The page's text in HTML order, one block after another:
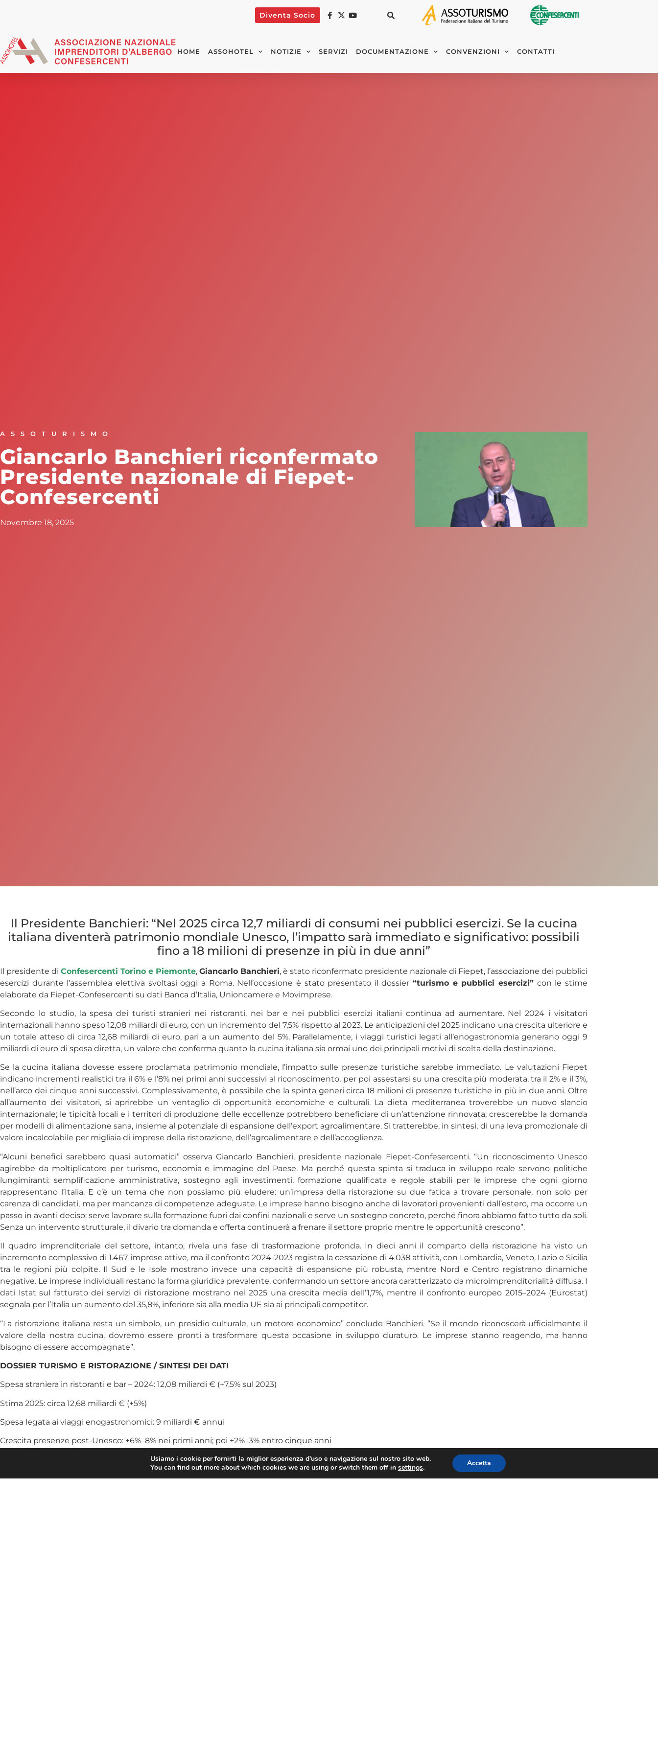
Diventa Socio
HOME ASSOHOTEL NOTIZIE SERVIZI DOCUMENTAZIONE CONVENZIONI CONTATTI
ASSOTURISMO
Giancarlo Banchieri riconfermato
Presidente nazionale di Fiepet-
Confesercenti
Novembre 18, 2025
Il Presidente Banchieri: “Nel 2025 circa 12,7 miliardi di consumi nei pubblici esercizi. Se la cucina
italiana diventerà patrimonio mondiale Unesco, l’impatto sarà immediato e significativo: possibili
fino a 18 milioni di presenze in più in due anni”
Il presidente di Confesercenti Torino e Piemonte, Giancarlo Banchieri, è stato riconfermato presidente nazionale di Fiepet, l’associazione dei pubblici
esercizi durante l’assemblea elettiva svoltasi oggi a Roma. Nell’occasione è stato presentato il dossier“turismo e pubblici esercizi” con le stime
elaborate da Fiepet-Confesercenti su dati Banca d’Italia, Unioncamere e Movimprese.
Secondo lo studio, la spesa dei turisti stranieri nei ristoranti, nei bar e nei pubblici esercizi italiani continua ad aumentare. Nel 2024 i visitatori
internazionali hanno speso 12,08 miliardi di euro, con un incremento del 7,5% rispetto al 2023. Le anticipazioni del 2025 indicano una crescita ulteriore e
un totale atteso di circa 12,68 miliardi di euro, pari a un aumento del 5%. Parallelamente, i viaggi turistici legati all’enogastronomia generano oggi 9
miliardi di euro di spesa diretta, un valore che conferma quanto la cucina italiana sia ormai uno dei principali motivi di scelta della destinazione.
Se la cucina italiana dovesse essere proclamata patrimonio mondiale, l’impatto sulle presenze turistiche sarebbe immediato. Le valutazioni Fiepet
indicano incrementi realistici tra il 6% e l’8% nei primi anni successivi al riconoscimento, per poi assestarsi su una crescita più moderata, tra il 2% e il 3%,
nell’arco dei cinque anni successivi. Complessivamente, è possibile che la spinta generi circa 18 milioni di presenze turistiche in più in due anni. Oltre
all’aumento dei visitatori, si aprirebbe un ventaglio di opportunità economiche e culturali. La dieta mediterranea troverebbe un nuovo slancio
internazionale; le tipicità locali e i territori di produzione delle eccellenze potrebbero beneficiare di un’attenzione rinnovata; crescerebbe la domanda
per modelli di alimentazione sana, insieme al potenziale di espansione dell’export agroalimentare. Si tratterebbe, in sintesi, di una leva promozionale di
valore incalcolabile per migliaia di imprese della ristorazione, dell’agroalimentare e dell’accoglienza.
“Alcuni benefici sarebbero quasi automatici” osserva Giancarlo Banchieri, presidente nazionale Fiepet-Confesercenti. “Un riconoscimento Unesco
agirebbe da moltiplicatore per turismo, economia e immagine del Paese. Ma perché questa spinta si traduca in sviluppo reale servono politiche
lungimiranti: semplificazione amministrativa, sostegno agli investimenti, formazione qualificata e regole stabili per le imprese che ogni giorno
rappresentano l’Italia. E c’è un tema che non possiamo più eludere: un’impresa della ristorazione su due fatica a trovare personale, non solo per
carenza di candidati, ma per mancanza di competenze adeguate. Le imprese hanno bisogno anche di lavoratori provenienti dall’estero, ma occorre un
passo in avanti deciso: serve lavorare sulla formazione fuori dai confini nazionali e serve un sostegno concreto, perché finora abbiamo fatto tutto da soli.
Senza un intervento strutturale, il divario tra domanda e offerta continuerà a frenare il settore proprio mentre le opportunità crescono”.
Il quadro imprenditoriale del settore, intanto, rivela una fase di trasformazione profonda. In dieci anni il comparto della ristorazione ha visto un
incremento complessivo di 1.467 imprese attive, ma il confronto 2024-2023 registra la cessazione di 4.038 attività, con Lombardia, Veneto, Lazio e Sicilia
tra le regioni più colpite. Il Sud e le Isole mostrano invece una capacità di espansione più robusta, mentre Nord e Centro registrano dinamiche
negative. Le imprese individuali restano la forma giuridica prevalente, confermando un settore ancora caratterizzato da microimprenditorialità diffusa. I
dati Istat sul fatturato dei servizi di ristorazione mostrano nel 2025 una crescita media dell’1,7%, mentre il confronto europeo 2015–2024 (Eurostat)
segnala per l’Italia un aumento del 35,8%, inferiore sia alla media UE sia ai principali competitor.
“La ristorazione italiana resta un simbolo, un presidio culturale, un motore economico” conclude Banchieri. “Se il mondo riconoscerà ufficialmente il
valore della nostra cucina, dovremo essere pronti a trasformare questa occasione in sviluppo duraturo. Le imprese stanno reagendo, ma hanno
bisogno di essere accompagnate”.
DOSSIER TURISMO E RISTORAZIONE / SINTESI DEI DATI
Spesa straniera in ristoranti e bar – 2024: 12,08 miliardi € (+7,5% sul 2023)
Stima 2025: circa 12,68 miliardi € (+5%)
Spesa legata ai viaggi enogastronomici: 9 miliardi € annui
Crescita presenze post-Unesco: +6%–8% nei primi anni; poi +2%–3% entro cinque anni
Imprese ristorative attive (2024): 327.850 (+1.467 sul 2015)
Cessazioni 2024 vs 2023: 4.038 imprese
Usiamo i cookie per fornirti la miglior esperienza d'uso e navigazione sul nostro sito web.
You can find out more about which cookies we are using or switch them off in settings. Accetta